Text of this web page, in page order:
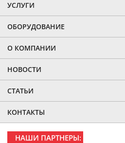
УСЛУГИ
ОБОРУДОВАНИЕ
О КОМПАНИИ
НОВОСТИ
СТАТЬИ
КОНТАКТЫ
НАШИ ПАРТНЕРЫ: